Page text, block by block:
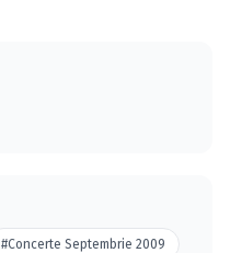
#Concerte Septembrie 2009